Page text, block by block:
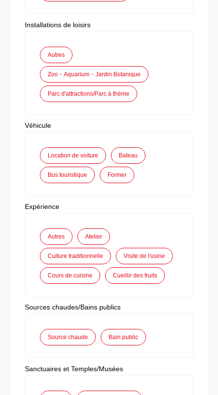
Installations de loisirs
Autres
Zoo・Aquarium・Jardin Botanique
Parc d'attractions/Parc à thème
Véhicule
Location de voiture Bateau
Bus touristique Former
Expérience
Autres Atelier
Culture traditionnelle Visite de l'usine
Cours de cuisine Cueillir des fruits
Sources chaudes/Bains publics
Source chaude Bain public
Sanctuaires et Temples/Musées